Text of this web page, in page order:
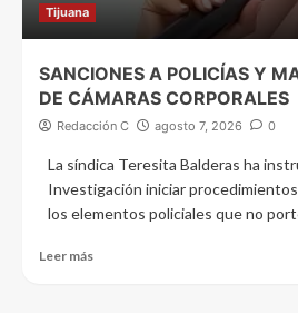
Tijuana
SANCIONES A POLICÍAS Y
DE CÁMARAS CORPORALES
Redacción C agosto 7, 2026 0
La síndica Teresita Balderas ha
Investigación iniciar
los elementos policiales que no
Leer más